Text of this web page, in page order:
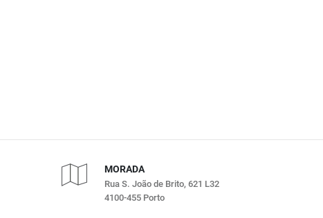
MORADA
Rua S. João de Brito, 621 L32
4100-455 Porto